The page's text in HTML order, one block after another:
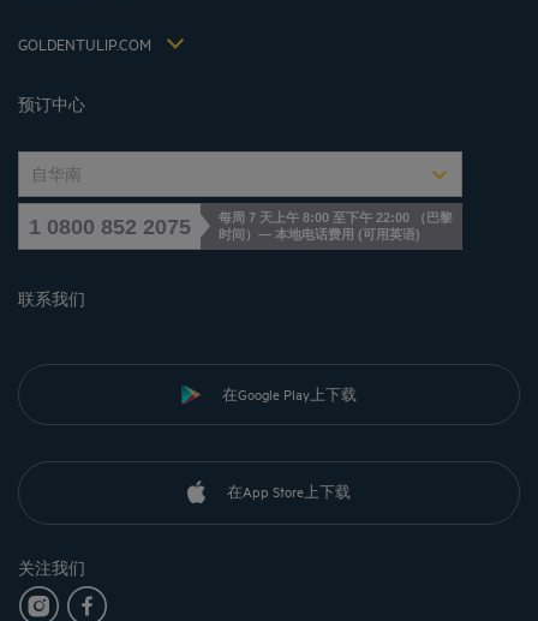
GOLDENTULIP.COM
Jin Jiang International
预订中心
自华南
1 0800 852 2075
每周 7 天上午 8:00 至下午 22:00 （巴黎
时间）— 本地电话费用 ( 可用英语)
联系我们
在Google Play上下载
在App Store上下载
关注我们